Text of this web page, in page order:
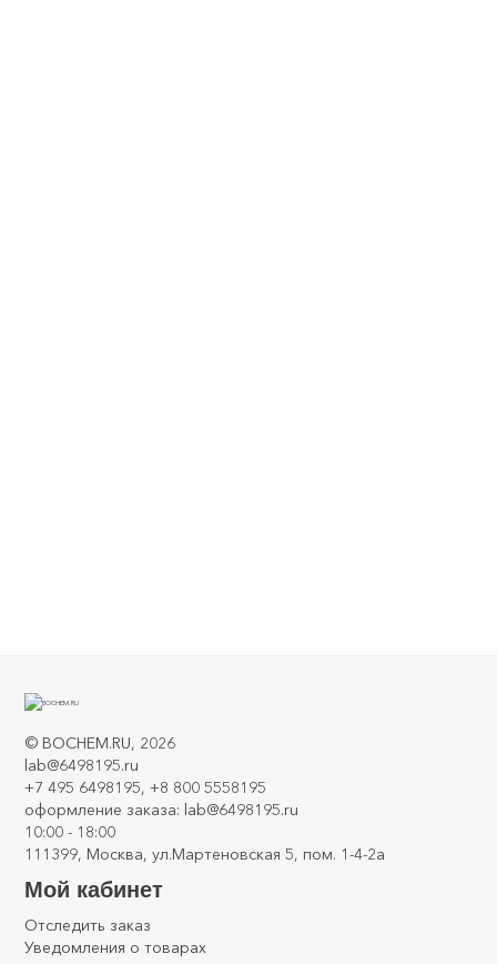
© BOCHEM.RU, 2026
lab@6498195.ru
+7 495 6498195, +8 800 5558195
оформление заказа: lab@6498195.ru
10:00 - 18:00
111399, Москва, ул.Мартеновская 5, пом. 1-4-2а
Мой кабинет
Отследить заказ
Уведомления о товарах